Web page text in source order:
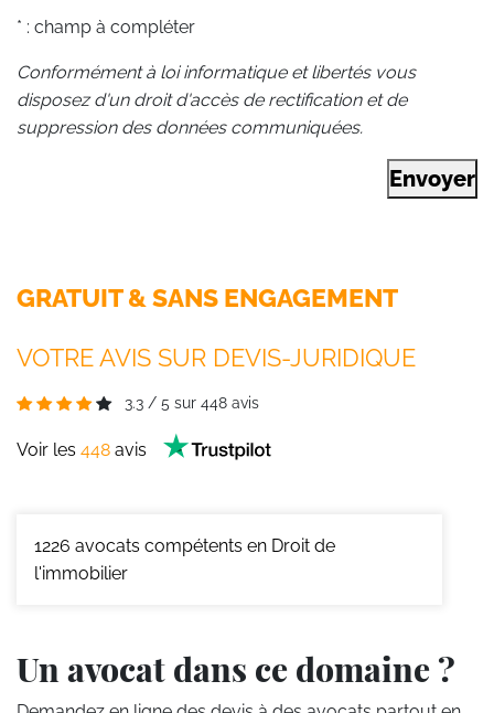
* : champ à compléter
Conformément à loi informatique et libertés vous
disposez d'un droit d'accès de rectification et de
suppression des données communiquées.
Envoyer
GRATUIT & SANS ENGAGEMENT
VOTRE AVIS SUR DEVIS-JURIDIQUE
3.3 / 5 sur 448 avis
Voir les 448 avis
1226 avocats compétents en Droit de
l'immobilier
Un avocat dans ce domaine ?